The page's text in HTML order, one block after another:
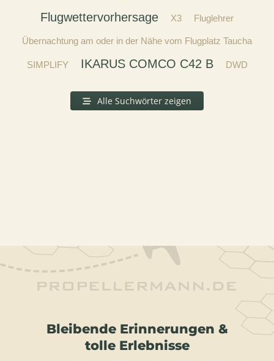
Flugwettervorhersage X3 Fluglehrer
Übernachtung am oder in der Nähe vom Flugplatz Taucha
SIMPLIFY IKARUS COMCO C42 B DWD
Alle Suchwörter zeigen
Bleibende Erinnerungen &
tolle Erlebnisse